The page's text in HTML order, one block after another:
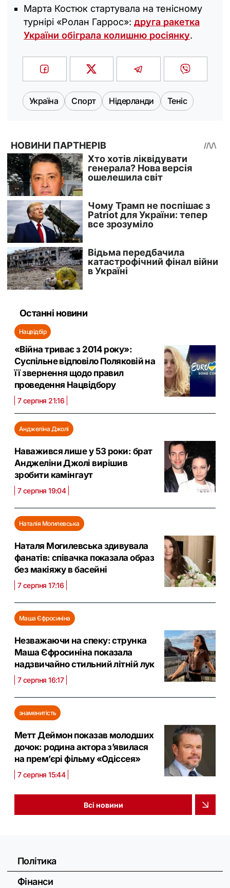
Марта Костюк стартувала на тенісному
турнірі «Ролан Гаррос»: друга ракетка
України обіграла колишню росіянку.
Україна Спорт Нідерланди Теніс
Останні новини
Нацвідбір
«Війна триває з 2014 року»:
Суспільне відповіло Поляковій на
її звернення щодо правил
проведення Нацвідбору
7 серпня 21:16
Анджеліна Джолі
Наважився лише у 53 роки: брат
Анджеліни Джолі вирішив
зробити камінгаут
7 серпня 19:04
Наталія Могилевська
Наталя Могилевська здивувала
фанатів: співачка показала образ
без макіяжу в басейні
7 серпня 17:16
Маша Єфросиніна
Незважаючи на спеку: струнка
Маша Єфросиніна показала
надзвичайно стильний літній лук
7 серпня 16:17
знаменитість
Метт Деймон показав молодших
дочок: родина актора з’явилася
на прем’єрі фільму «Одіссея»
7 серпня 15:44
Всі новини
Політика
Фінанси